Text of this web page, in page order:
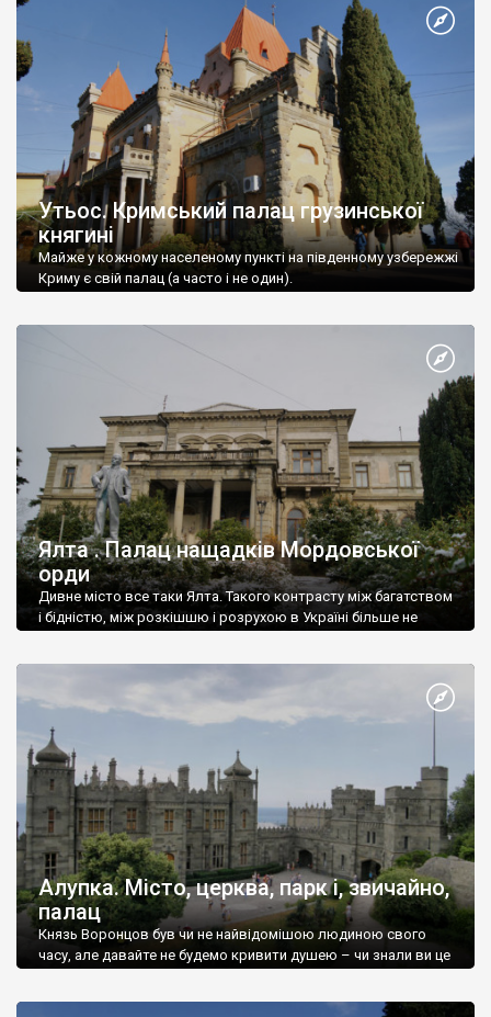
Утьос. Кримський палац грузинської
княгині
Майже у кожному населеному пункті на південному узбережжі
Криму є свій палац (а часто і не один).
Ялта . Палац нащадків Мордовської
орди
Дивне місто все таки Ялта. Такого контрасту між багатством
і бідністю, між розкішшю і розрухою в Україні більше не
Алупка. Місто, церква, парк і, звичайно,
палац
Князь Воронцов був чи не найвідомішою людиною свого
часу, але давайте не будемо кривити душею – чи знали ви це